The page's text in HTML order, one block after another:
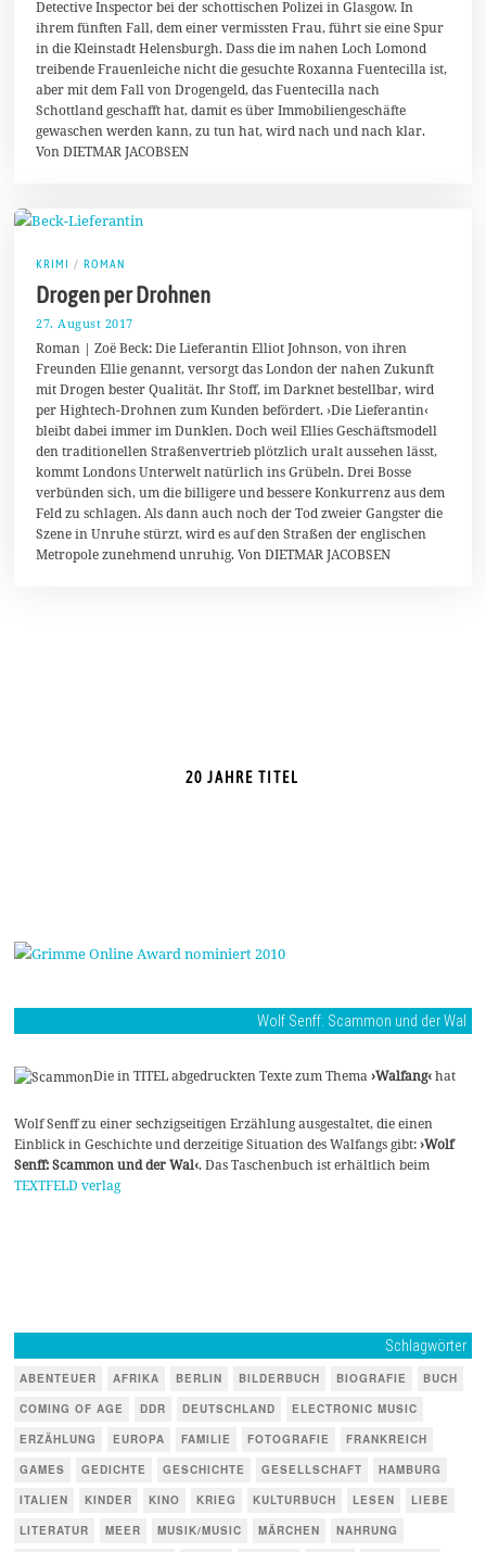
S
e
p
e
m
b
e
r
2
Detective Inspector bei der schottischen Polizei in Glasgow. In
ihrem fünften Fall, dem einer vermissten Frau, führt sie eine Spur
in die Kleinstadt Helensburgh. Dass die im nahen Loch Lomond
treibende Frauenleiche nicht die gesuchte Roxanna Fuentecilla ist,
aber mit dem Fall von Drogengeld, das Fuentecilla nach
Schottland geschafft hat, damit es über Immobiliengeschäfte
gewaschen werden kann, zu tun hat, wird nach und nach klar.
Von DIETMAR JACOBSEN
KRIMI / ROMAN
Drogen per Drohnen
27. August 2017
.
M
a
i
0
1
8
Roman | Zoë Beck: Die Lieferantin Elliot Johnson, von ihren
Freunden Ellie genannt, versorgt das London der nahen Zukunft
mit Drogen bester Qualität. Ihr Stoff, im Darknet bestellbar, wird
per Hightech-Drohnen zum Kunden befördert. ›Die Lieferantin‹
bleibt dabei immer im Dunklen. Doch weil Ellies Geschäftsmodell
den traditionellen Straßenvertrieb plötzlich uralt aussehen lässt,
kommt Londons Unterwelt natürlich ins Grübeln. Drei Bosse
verbünden sich, um die billigere und bessere Konkurrenz aus dem
Feld zu schlagen. Als dann auch noch der Tod zweier Gangster die
Szene in Unruhe stürzt, wird es auf den Straßen der englischen
Metropole zunehmend unruhig. Von DIETMAR JACOBSEN
20 JAHRE TITEL
Wolf Senff: Scammon und der Wal
Die in TITEL abgedruckten Texte zum Thema›Walfang‹hat
Wolf Senff zu einer sechzigseitigen Erzählung ausgestaltet, die einen
Einblick in Geschichte und derzeitige Situation des Walfangs gibt:›Wolf
Senff: Scammon und der Wal‹. Das Taschenbuch ist erhältlich beim
TEXTFELD verlag
Schlagwörter
ABENTEUER AFRIKA BERLIN BILDERBUCH BIOGRAFIE
BUCH
COMING OF AGE
DDR DEUTSCHLAND
ELECTRONIC MUSIC
ERZÄHLUNG
EUROPA FAMILIE FOTOGRAFIE
FRANKREICH
GAMES
GEDICHTE GESCHICHTE GESELLSCHAFT
HAMBURG
ITALIEN
KINDER KINO KRIEG KULTURBUCH LESEN
LIEBE
LITERATUR
MEER MUSIK/MUSIC MÄRCHEN
NAHRUNG